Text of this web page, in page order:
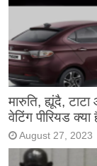
मारुति, ह्यूंदै,
वेटिंग पीरियड क्या
August 27, 2023